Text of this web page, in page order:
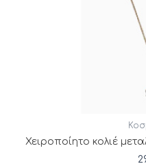
Χειροποίητο κολιέ